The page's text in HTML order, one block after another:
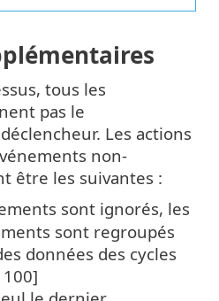
tous les
pas le
Les actions
non-
être les suivantes :
sont ignorés, les
sont regroupés
données des cycles
100]